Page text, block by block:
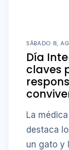
SÁBADO 8,
Día
claves
La
destaca
un gato y